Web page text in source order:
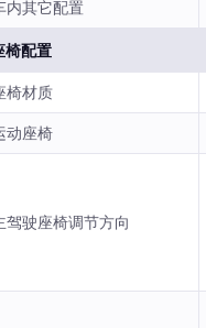
内其它配置
椅配置
椅材质
动座椅
驾驶座椅调节方向